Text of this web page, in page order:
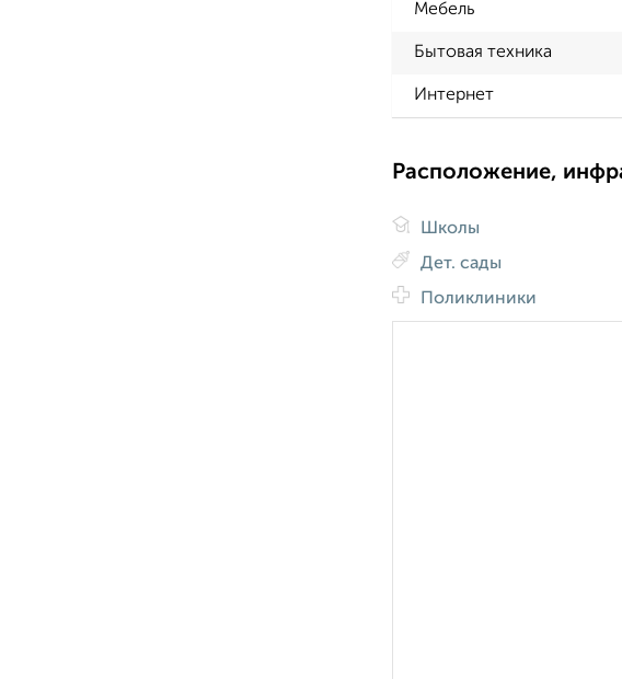
Мебель
Бытовая техника
Интернет
Расположение,
Школы
Дет. сады
Поликлиники